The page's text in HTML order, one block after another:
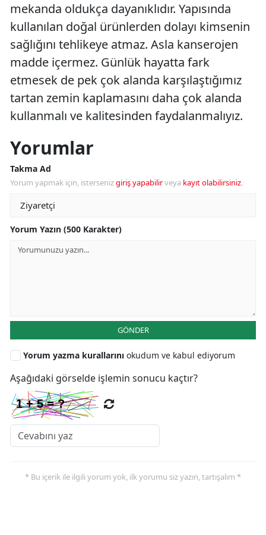
mekanda oldukça dayanıklıdır. Yapısında
kullanılan doğal ürünlerden dolayı kimsenin
sağlığını tehlikeye atmaz. Asla kanserojen
madde içermez. Günlük hayatta fark
etmesek de pek çok alanda karşılaştığımız
tartan zemin kaplamasını daha çok alanda
kullanmalı ve kalitesinden faydalanmalıyız.
Yorumlar
Takma Ad
Yorum yapmak için, istersenizgiriş yapabilirveya kayıt olabilirsiniz.
Yorum Yazın (500 Karakter)
GÖNDER
Yorum yazma kurallarını okudum ve kabul ediyorum
Aşağıdaki görselde işlemin sonucu kaçtır?
* Bu içerik ile ilgili yorum yok, ilk yorumu siz yazın, tartışalım *